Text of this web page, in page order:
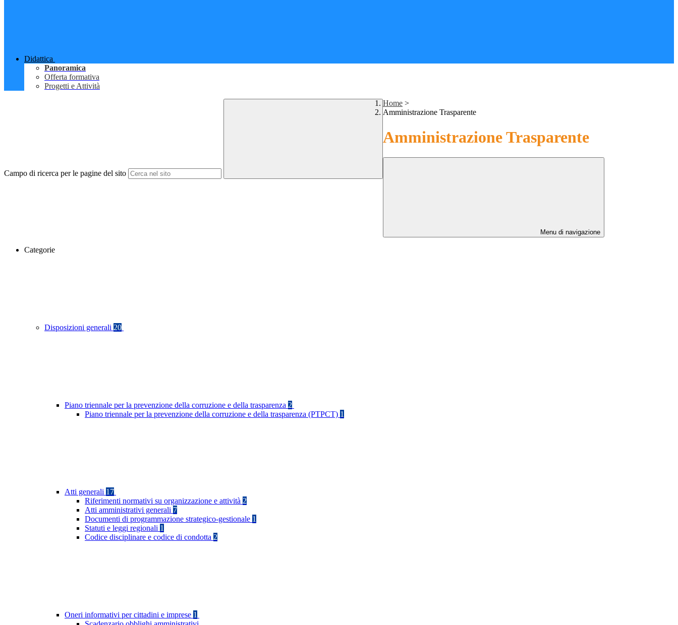
Didattica
Panoramica
Offerta formativa
Progetti e Attività
Campo di ricerca per le pagine del sito
Home >
Amministrazione Trasparente
Amministrazione Trasparente
Menu di navigazione
Categorie
Disposizioni generali 20
Piano triennale per la prevenzione della corruzione e della trasparenza 2
Piano triennale per la prevenzione della corruzione e della trasparenza (PTPCT) 1
Atti generali 17
Riferimenti normativi su organizzazione e attività 2
Atti amministrativi generali 7
Documenti di programmazione strategico-gestionale 1
Statuti e leggi regionali 1
Codice disciplinare e codice di condotta 2
Oneri informativi per cittadini e imprese 1